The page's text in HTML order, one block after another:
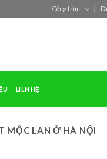
Công trình
LIÊN HỆ
MỘC LAN Ở HÀ NỘI